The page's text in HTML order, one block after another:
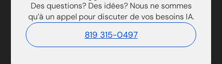
Des questions? Des idées? Nous ne sommes
qu’à un appel pour discuter de vos besoins IA.
819 315-0497